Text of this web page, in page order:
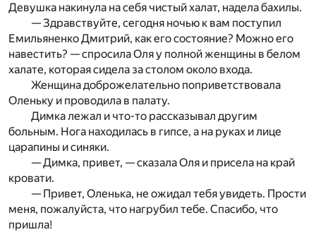
Девушка накинула на себя чистый халат, надела бахилы.
— Здравствуйте, сегодня ночью к вам поступил
Емильяненко Дмитрий, как его состояние? Можно его
навестить? — спросила Оля у полной женщины в белом
халате, которая сидела за столом около входа.
Женщина доброжелательно поприветствовала
Оленьку и проводила в палату.
Димка лежал и что-то рассказывал другим
больным. Нога находилась в гипсе, а на руках и лице
царапины и синяки.
— Димка, привет, — сказала Оля и присела на край
кровати.
— Привет, Оленька, не ожидал тебя увидеть. Прости
меня, пожалуйста, что нагрубил тебе. Спасибо, что
пришла!